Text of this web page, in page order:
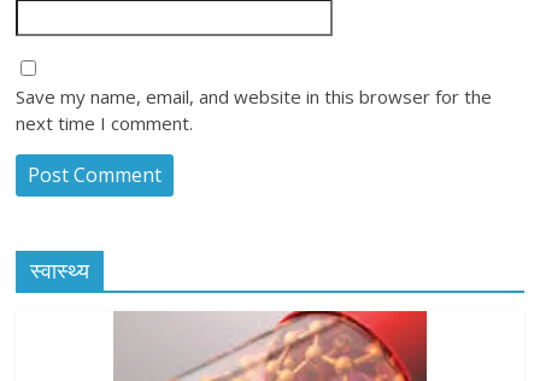
Save my name, email, and website in this browser for the
next time I comment.
स्वास्थ्य